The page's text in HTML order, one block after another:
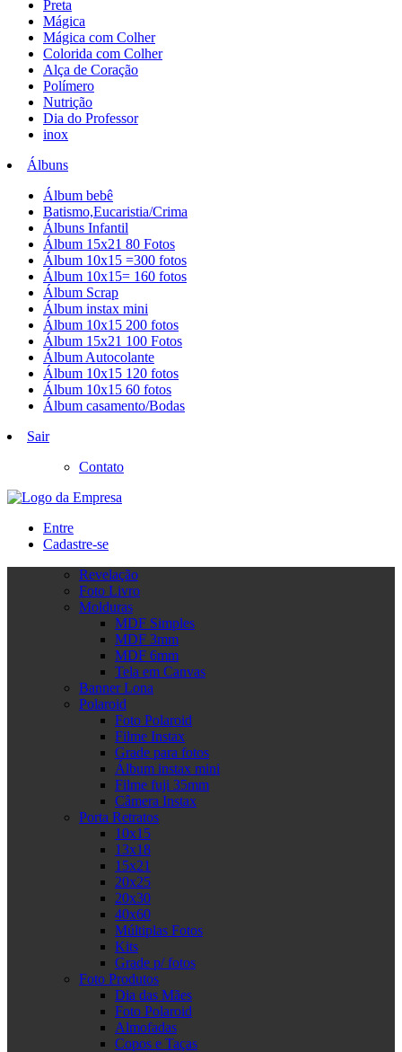
Preta
Mágica
Mágica com Colher
Colorida com Colher
Alça de Coração
Polímero
Nutrição
Dia do Professor
inox
Álbuns
Álbum bebê
Batismo,Eucaristia/Crima
Álbuns Infantil
Álbum 15x21 80 Fotos
Álbum 10x15 =300 fotos
Álbum 10x15= 160 fotos
Álbum Scrap
Álbum instax mini
Álbum 10x15 200 fotos
Álbum 15x21 100 Fotos
Álbum Autocolante
Álbum 10x15 120 fotos
Álbum 10x15 60 fotos
Álbum casamento/Bodas
Sair
Contato
Entre
Cadastre-se
Revelação
Foto Livro
Molduras
MDF Simples
MDF 3mm
MDF 6mm
Tela em Canvas
Banner Lona
Polaroid
Foto Polaroid
Filme Instax
Grade para fotos
Álbum instax mini
Filme fuji 35mm
Câmera Instax
Porta Retratos
10x15
13x18
15x21
20x25
20x30
40x60
Múltiplas Fotos
Kits
Grade p/ fotos
Foto Produtos
Dia das Mães
Foto Polaroid
Almofadas
Copos e Taças